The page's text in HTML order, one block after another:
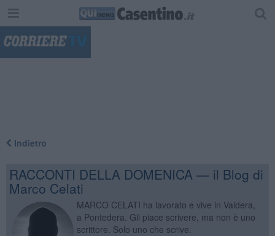
Indietro
RACCONTI DELLA DOMENICA — il Blog di
Marco Celati
MARCO CELATI ha lavorato e vive in Valdera,
a Pontedera. Gli piace scrivere, ma non è uno
scrittore. Solo uno che scrive.